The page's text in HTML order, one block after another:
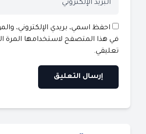
احفظ اسمي، بريدي الإلكتروني،
في هذا المتصفح لاستخدامها المرة
تعليقي.